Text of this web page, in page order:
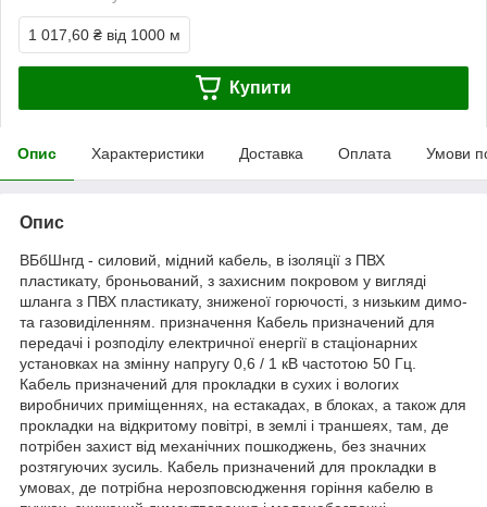
1 017,60 ₴ від 1000 м
Купити
Опис Характеристики Доставка Оплата Умови
Опис
ВБбШнгд - силовий, мідний кабель, в ізоляції з ПВХ
пластикату, броньований, з захисним покровом у вигляді
шланга з ПВХ пластикату, зниженої горючості, з низьким димо-
та газовиділенням. призначення Кабель призначений для
передачі і розподілу електричної енергії в стаціонарних
установках на змінну напругу 0,6 / 1 кВ частотою 50 Гц.
Кабель призначений для прокладки в сухих і вологих
виробничих приміщеннях, на естакадах, в блоках, а також для
прокладки на відкритому повітрі, в землі і траншеях, там, де
потрібен захист від механічних пошкоджень, без значних
розтягуючих зусиль. Кабель призначений для прокладки в
умовах, де потрібна нерозповсюдження горіння кабелю в